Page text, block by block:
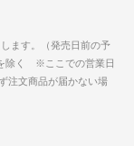
ます。（発売日前の予
除く ※ここでの営業日
注文商品が届かない場